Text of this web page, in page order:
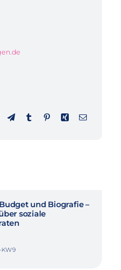
und Biografie –
soziale
KW9